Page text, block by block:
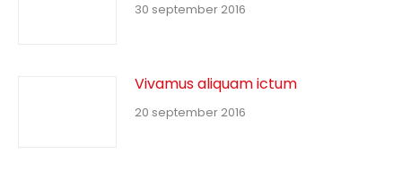
30 september 2016
Vivamus aliquam ictum
20 september 2016